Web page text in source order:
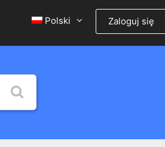
Polski Zaloguj się